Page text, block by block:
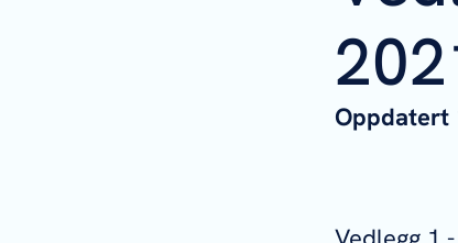
Oppdatert